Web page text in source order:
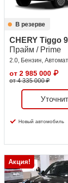
В резерве
CHERY Tiggo 9
Прайм / Prime
2.0, Бензин,
от 2 985 000 ₽
от 4 335 000 ₽
Новый автомобиль
Акция!